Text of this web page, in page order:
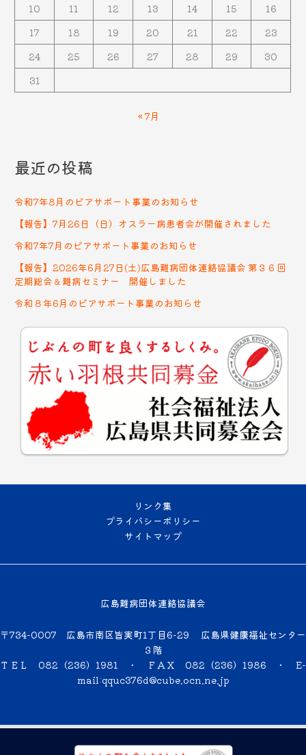
10
11 12 13 14 15
16
17
18 19 20 21 22
23
24
25 26 27 28 29
30
31
« 7月
最近の投稿
令和7年8月のピアサポート事業のお知らせ
【報告】7月26日（日）オスラー病患者会が開催されました
令和7年7月のピアサポート事業のお知らせ
【報告】2026年6月27日(土)広島難病団体連絡協議会 第３６回
定期総会＆難病セミナー 開催しました
令和８年6月のピアサポート事業のお知らせ
リンク集
プライバシーポリシー
サイトマップ
広島難病団体連絡協議会
〒734-0007 広島市南区皆実町1丁目6-29 広島県健康福祉センター
３階
ＴＥＬ 082（236）1981 ・ ＦＡＸ 082（236）1986 ・ E-
mail:qquc376d@cube.ocn.ne.jp